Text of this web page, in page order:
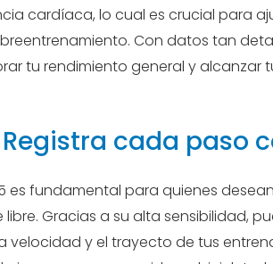
cardíaca, lo cual es crucial para
Con datos tan
tu rendimiento general y alcanzar
Registra cada paso
es fundamental para quienes
Gracias a su alta sensibilidad,
velocidad y el trayecto de tus